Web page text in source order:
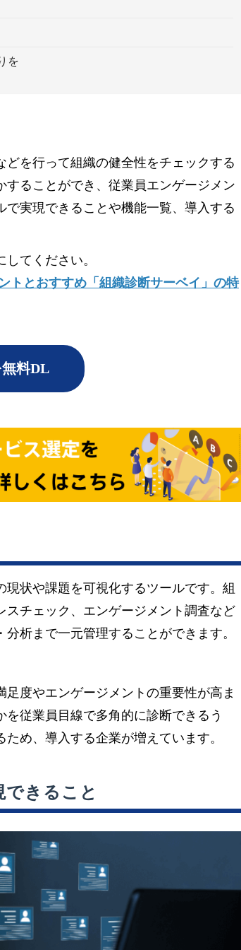
を
を行って組織の健全性をチェックする
ることができ、従業員エンゲージメン
で実現できることや機能一覧、導入する
てください。
トとおすすめ「組織診断サーベイ」の特
料DL
状や課題を可視化するツールです。組
チェック、エンゲージメント調査など
析まで一元管理することができます。
度やエンゲージメントの重要性が高ま
従業員目線で多角的に診断できるう
め、導入する企業が増えています。
できること